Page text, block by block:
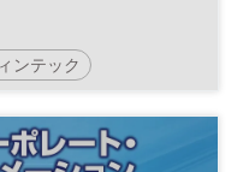
ンテック
グローバル